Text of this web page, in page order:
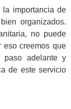
la importancia de
organizados.
no puede
eso creemos que
paso adelante y
de este servicio